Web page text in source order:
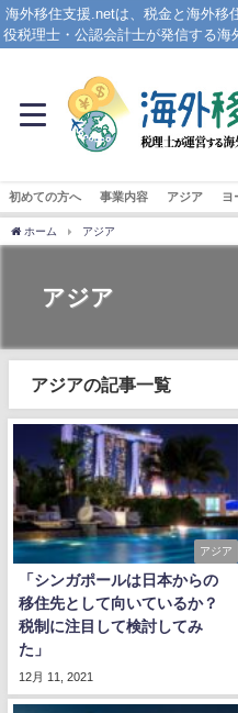
海外移住支援.netは、税金と海外移
役税理士・公認会計士が発信する海
初めての方へ 事業内容 アジア ヨ
ホーム アジア
アジア
アジアの記事一覧
アジア
「シンガポールは日本からの
移住先として向いているか？
税制に注目して検討してみ
た」
12月 11, 2021